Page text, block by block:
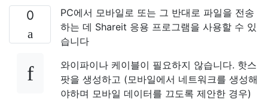
0
PC에서 모바일로 또는 그 반대로 파일을 전송
하는 데 Shareit 응용 프로그램을 사용할 수 있
습니다
와이파이나 케이블이 필요하지 않습니다. 핫스
팟을 생성하고 (모바일에서 네트워크를 생성해
야하며 모바일 데이터를 끄도록 제안한 경우)